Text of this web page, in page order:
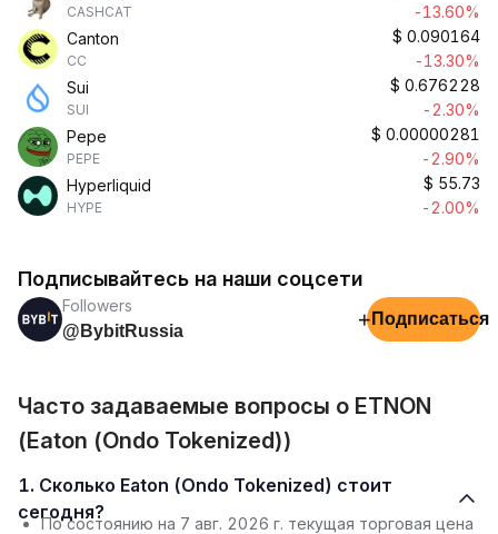
CASHCAT
-13.60%
Canton
CC
$ 0.090164
-13.30%
Sui
SUI
$ 0.676228
-2.30%
Pepe
PEPE
$ 0.00000281
-2.90%
Hyperliquid
HYPE
$ 55.73
-2.00%
Подписывайтесь на наши соцсети
Followers
@BybitRussia
+ Подписаться
Часто задаваемые вопросы о ETNON
(Eaton (Ondo Tokenized))
1. Сколько Eaton (Ondo Tokenized) стоит
сегодня?
По состоянию на 7 авг. 2026 г. текущая торговая цена